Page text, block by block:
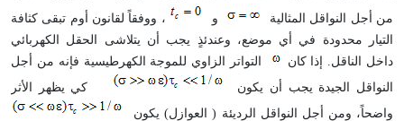
من أجل النواقل المثالية
و
، ووفقاً لقانون أوم تبقى كثافة
التيار محدودة في أي موضع، وعندئذٍ يجب أن يتلاشى الحقل الكهربائي
داخل الناقل. إذا كان
التواتر الزاوي للموجة الكهرطيسية فإنه من أجل
النواقل الجيدة يجب أن يكون
كي يظهر الأثر
واضحاً، ومن أجل النواقل الرديئة ( العوازل) يكون